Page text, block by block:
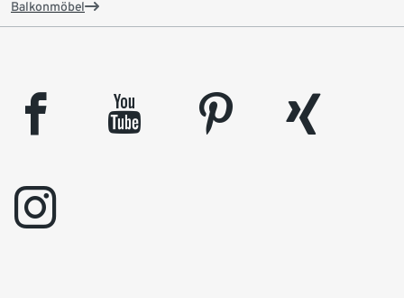
Balkonmöbel
facebook youtube pinterest
xing
instagram